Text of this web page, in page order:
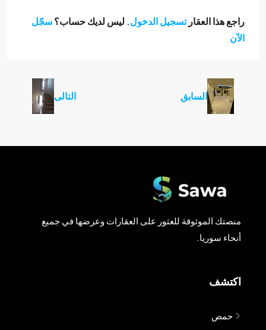
راجع هذا العقارتسجيل الدخول. ليس لديك حساب؟سجّل
الآن
السابق التالى
منصتك الموثوقة للعثور على العقارات وعرضها في جميع
أنحاء سوريا.
اكتشف
حمص